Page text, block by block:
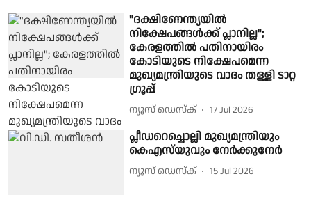
"ദക്ഷിണേന്ത്യയിൽ
നിക്ഷേപങ്ങൾക്ക് പ്ലാനില്ല";
കേരളത്തിൽ പതിനായിരം
കോടിയുടെ നിക്ഷേപമെന്ന
മുഖ്യമന്ത്രിയുടെ വാദം തള്ളി ടാറ്റ
ഗ്രൂപ്പ്
ന്യൂസ് ഡെസ്ക് 17 Jul 2026
പ്ലീഡറെച്ചൊല്ലി മുഖ്യമന്ത്രിയും
കെഎസ്‌യുവും നേർക്കുനേർ
ന്യൂസ് ഡെസ്ക് 15 Jul 2026